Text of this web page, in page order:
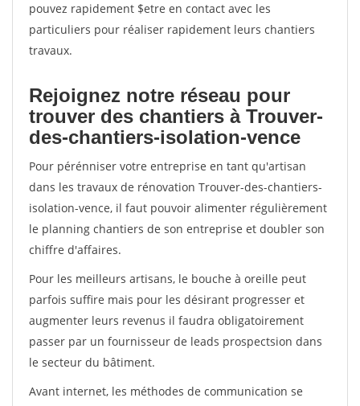
pouvez rapidement $etre en contact avec les
particuliers pour réaliser rapidement leurs chantiers
travaux.
Rejoignez notre réseau pour
trouver des chantiers à Trouver-
des-chantiers-isolation-vence
Pour pérénniser votre entreprise en tant qu'artisan
dans les travaux de rénovation Trouver-des-chantiers-
isolation-vence, il faut pouvoir alimenter régulièrement
le planning chantiers de son entreprise et doubler son
chiffre d'affaires.
Pour les meilleurs artisans, le bouche à oreille peut
parfois suffire mais pour les désirant progresser et
augmenter leurs revenus il faudra obligatoirement
passer par un fournisseur de leads prospectsion dans
le secteur du bâtiment.
Avant internet, les méthodes de communication se